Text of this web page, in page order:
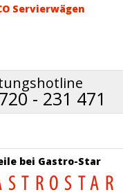
Servierwägen
- 231 471
bei Gastro-Star